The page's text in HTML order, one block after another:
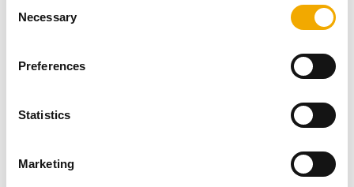
Necessary
Preferences
Statistics
Marketing
maritim sektor leverer vi røyk- og avgassløsninger til
bysser og storkjøkken med fokus på sikkerhet,
Bærekraftig utvikling i samarbeid
med bransjen